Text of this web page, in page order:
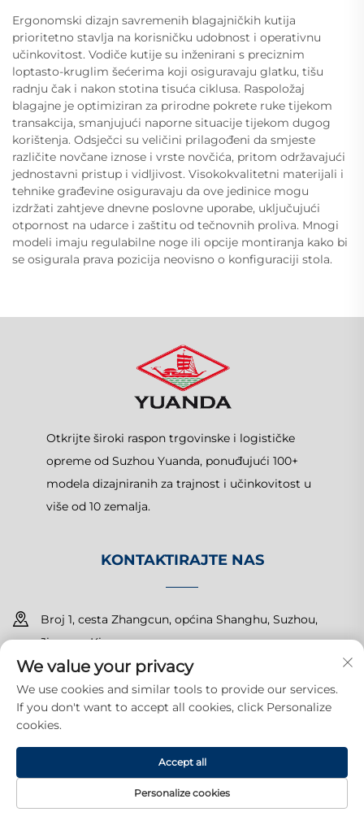
Ergonomski dizajn savremenih blagajničkih kutija
prioritetno stavlja na korisničku udobnost i operativnu
učinkovitost. Vodiče kutije su inženirani s preciznim
loptasto-kruglim šećerima koji osiguravaju glatku, tišu
radnju čak i nakon stotina tisuća ciklusa. Raspoložaj
blagajne je optimiziran za prirodne pokrete ruke tijekom
transakcija, smanjujući naporne situacije tijekom dugog
korištenja. Odsječci su veličini prilagođeni da smjeste
različite novčane iznose i vrste novčića, pritom održavajući
jednostavni pristup i vidljivost. Visokokvalitetni materijali i
tehnike građevine osiguravaju da ove jedinice mogu
izdržati zahtjeve dnevne poslovne uporabe, uključujući
otpornost na udarce i zaštitu od tečnovnih proliva. Mnogi
modeli imaju regulabilne noge ili opcije montiranja kako bi
se osigurala prava pozicija neovisno o konfiguraciji stola.
Otkrijte široki raspon trgovinske i logističke
opreme od Suzhou Yuanda, ponuđujući 100+
modela dizajniranih za trajnost i učinkovitost u
više od 10 zemalja.
KONTAKTIRAJTE NAS
Broj 1, cesta Zhangcun, općina Shanghu, Suzhou,
Jiangsu, Kina
+86-15150179453
[email protected]
Autorska prava © 2025 Suzhou Yuanda Commercial Products
Co., Ltd. Sva prava pridržana. Politika privatnosti
POČETNA
We value your privacy
We use cookies and similar tools to provide our services.
If you don't want to accept all cookies, click Personalize
cookies.
Personalize cookies
Accept all